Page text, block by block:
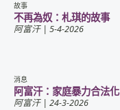
故事
不再為奴：札琪的故事
阿富汗| 5-4-2026
消息
阿富汗：家庭暴力合法化
阿富汗| 24-3-2026